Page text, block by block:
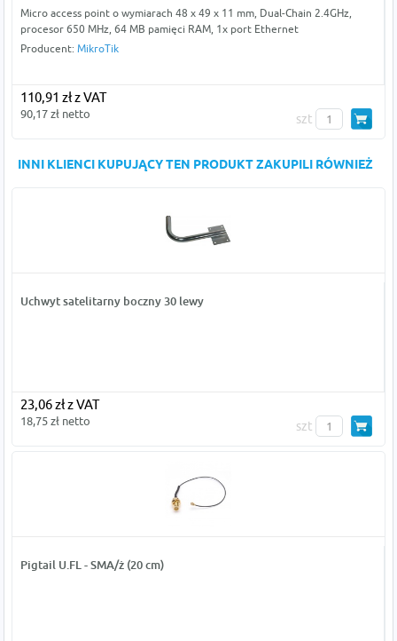
Micro access point o wymiarach 48 x 49 x 11 mm, Dual-Chain 2.4GHz,
procesor 650 MHz, 64 MB pamięci RAM, 1x port Ethernet
Producent: MikroTik
110,91 zł z VAT
90,17 zł netto szt
INNI KLIENCI KUPUJĄCY TEN PRODUKT ZAKUPILI RÓWNIEŻ
Uchwyt satelitarny boczny 30 lewy
23,06 zł z VAT
18,75 zł netto szt
Pigtail U.FL - SMA/ż (20 cm)